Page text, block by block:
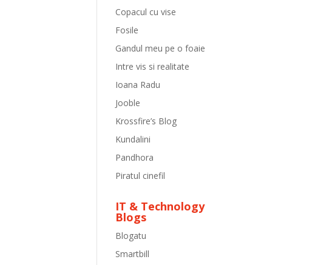
Copacul cu vise
Fosile
Gandul meu pe o foaie
Intre vis si realitate
Ioana Radu
Jooble
Krossfire’s Blog
Kundalini
Pandhora
Piratul cinefil
IT & Technology
Blogs
Blogatu
Smartbill